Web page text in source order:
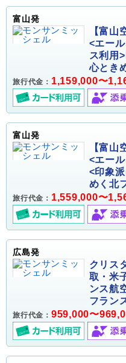
富山発
【富山
<エー
ス利用
心とき
旅行代金： 1,159,000〜
富山発
【富山
<エー
<印象
めく北
旅行代金： 1,559,000〜
広島発
クリス
取・米
ンス航
フラン
旅行代金： 959,000〜